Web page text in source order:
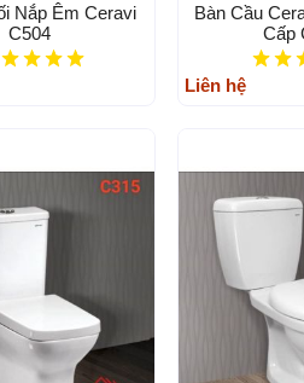
Nắp Êm Ceravi
C504
Bàn Cầu
Cấp
Liên hệ